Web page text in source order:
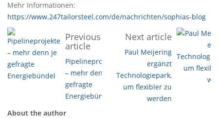
Mehr Informationen:
https://www.247tailorsteel.com/de/nachrichten/sophias-blog
Previous
article
Pipelineprojekte
– mehr denn je
gefragte
Energiebündel
Next article
Paul Meijering
ergänzt
Technologiepark,
um flexibler zu
werden
About the author